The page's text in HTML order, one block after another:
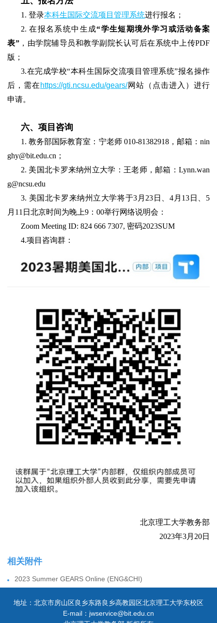
1. 登录本科生国际交流项目管理系统进行报名；
2. 在报名系统中生成“学生短期境外学习或活动备案
表”，由学院辅导员和教学副院长认可后在系统中上传PDF
版；
3.在完成学校“本科生国际交流项目管理系统”报名操作
后，需在 https://gti.ncsu.edu/gears/网站（点击进入）进行
申请。
六、项目咨询
1. 教务部国际教育室：宁老师 010-81382918，邮箱：nin
ghy@bit.edu.cn；
2. 美国北卡罗来纳州立大学：王老师，邮箱：Lynn.wan
g@ncsu.edu
3. 美国北卡罗来纳州立大学将于3月23日、4月13日、5
月11日北京时间为晚上9：00举行网络说明会：
Zoom Meeting ID: 824 666 7307, 密码2023SUM
4.项目咨询群：
北京理工大学教务部
2023年3月20日
相关附件
2023 Summer GEARS Online (ENG&CHI)
地址：北京市房山区良乡东路良乡高教园区北京理工大学东校区
E-mail：jwservice@bit.edu.cn